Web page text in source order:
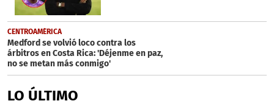
CENTROAMÉRICA
Medford se volvió loco contra los
árbitros en Costa Rica: 'Déjenme en paz,
no se metan más conmigo'
LO ÚLTIMO